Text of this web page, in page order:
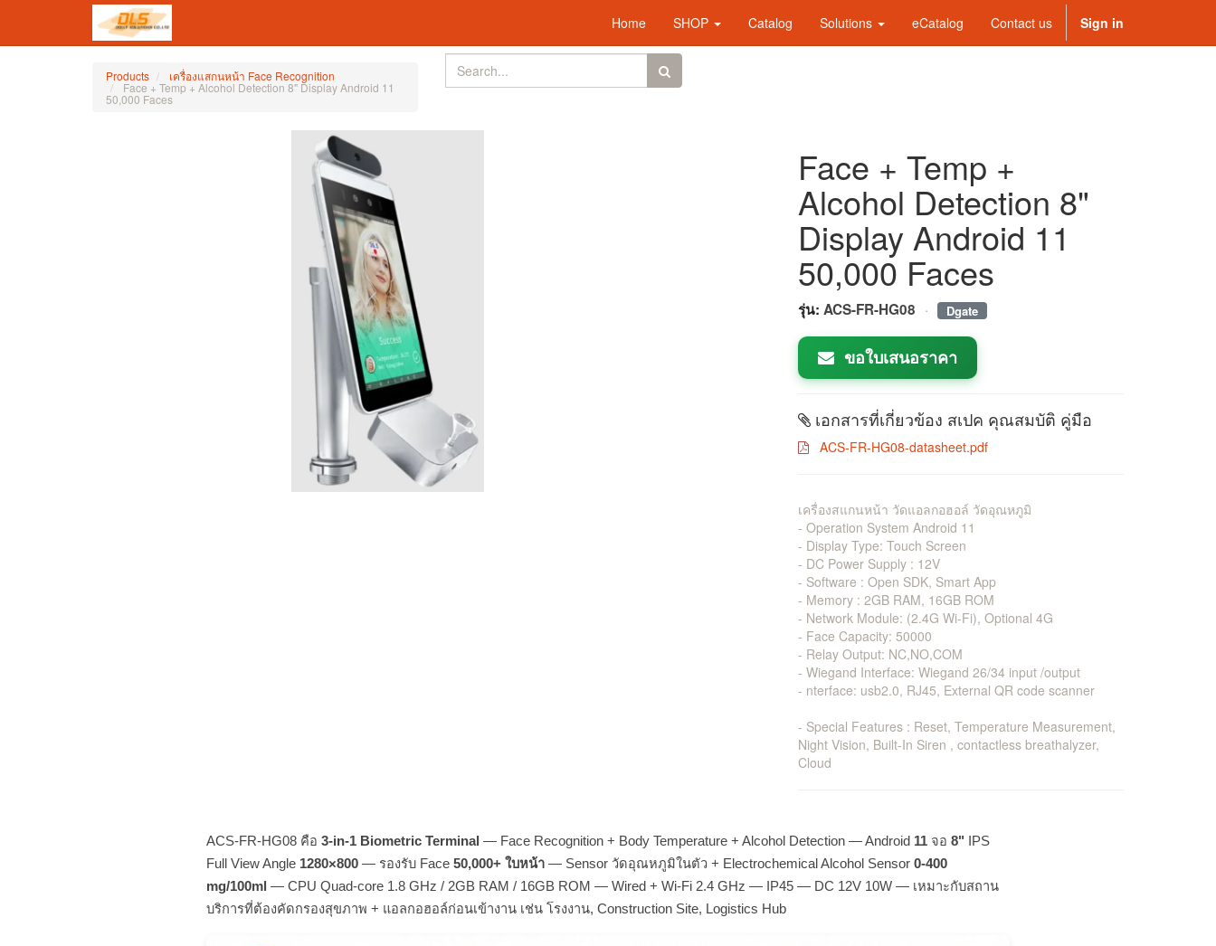
Home SHOP Catalog Solutions eCatalog Contact us Sign in
Products เครื่องแสกนหน้า Face Recognition
Face + Temp + Alcohol Detection 8" Display Android 11
50,000 Faces
Face + Temp +
Alcohol Detection 8"
Display Android 11
50,000 Faces
รุ่น: ACS-FR-HG08 · Dgate
ขอใบเสนอราคา
เอกสารที่เกี่ยวข้อง สเปค คุณสมบัติ คู่มือ
ACS-FR-HG08-datasheet.pdf
เครื่องสแกนหน้า วัดแอลกอฮอล์ วัดอุณหภูมิ
- Operation System Android 11
- Display Type: Touch Screen
- DC Power Supply : 12V
- Software : Open SDK, Smart App
- Memory : 2GB RAM, 16GB ROM
- Network Module: (2.4G Wi-Fi), Optional 4G
- Face Capacity: 50000
- Relay Output: NC,NO,COM
- Wiegand Interface: Wiegand 26/34 input /output
- nterface: usb2.0, RJ45, External QR code scanner
- Special Features : Reset, Temperature Measurement,
Night Vision, Built-In Siren , contactless breathalyzer,
Cloud
ACS-FR-HG08 คือ 3-in-1 Biometric Terminal — Face Recognition + Body Temperature + Alcohol Detection — Android 11 จอ 8" IPS
Full View Angle 1280×800 — รองรับ Face 50,000+ ใบหน้า — Sensor วัดอุณหภูมิในตัว + Electrochemical Alcohol Sensor 0-400
mg/100ml — CPU Quad-core 1.8 GHz / 2GB RAM / 16GB ROM — Wired + Wi-Fi 2.4 GHz — IP45 — DC 12V 10W — เหมาะกับสถาน
บริการที่ต้องคัดกรองสุขภาพ + แอลกอฮอล์ก่อนเข้างาน เช่น โรงงาน, Construction Site, Logistics Hub